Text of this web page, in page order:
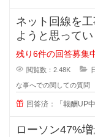
ネット回線を
ようと思って
いです。オスス
残り6件の回答募集
閲覧数：2.48K
な事へでの関しての質問
回答済：「報酬UP
ローソン47%